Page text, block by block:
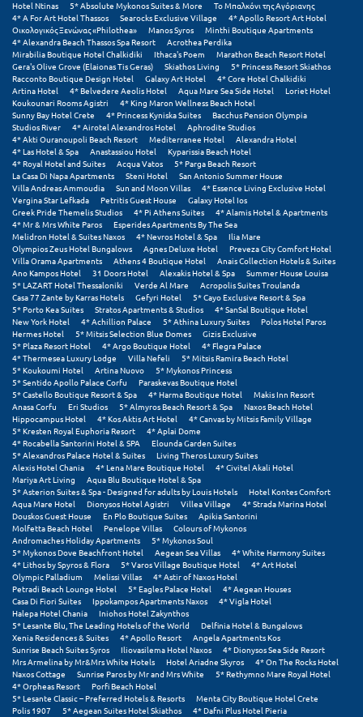
Σ
Σαλαμίνα
Σαμοθράκη
Σάμος
Σαντορίνη
Σέριφος
Σέρρες
Σιθωνία
Σίκινος
Σίφνος
Σκαφιδιά Ηλείας
Σκιάθος
Σκόπελος
Σκύρος
Σούνιο
Σπάρτη
Σπέτσες
Σποράδες
Σύβοτα
Σύμη
Σύρος
Σχοινούσα
Hotel Ntinas
5* Absolute Mykonos Suites & More
Το Μπαλκόνι της Αγόριανης
4* A For Art Hotel Thassos
Searocks Exclusive Village
4* Apollo Resort Art Hotel
Οικολογικός Ξενώνας «Philothea»
Manos Syros
Minthi Boutique Apartments
4* Alexandra Beach Thassos Spa Resort
Acrothea Perdika
Mirabilia Boutique Hotel Chalkidiki
Ithaca's Poem
Marathon Beach Resort Hotel
Gera's Olive Grove (Elaionas Tis Geras)
Skiathos Living
5* Princess Resort Skiathos
Racconto Boutique Design Hotel
Galaxy Art Hotel
4* Core Hotel Chalkidiki
Artina Hotel
4* Belvedere Aeolis Hotel Aqua Mare Sea Side Hotel
Loriet Hotel
Koukounari Rooms Agistri
4* King Maron Wellness Beach Hotel
Sunny Bay Hotel Crete
4* Princess Kyniska Suites
Bacchus Pension Olympia
Studios River
4* Airotel Alexandros Hotel
Aphrodite Studios
4* Akti Ouranoupoli Beach Resort
Mediterranee Hotel
Alexandra Hotel
4* Las Hotel & Spa
Anastassiou Hotel
Kyparissia Beach Hotel
4* Royal Hotel and Suites
Acqua Vatos
5* Parga Beach Resort
La Casa Di Napa Apartments
Steni Hotel
San Antonio Summer House
Villa Andreas Ammoudia
Sun and Moon Villas
4* Essence Living Exclusive Hotel
Vergina Star Lefkada
Petritis Guest House
Galaxy Hotel Ios
Greek Pride Themelis Studios
4* Pi Athens Suites
4* Alamis Hotel & Apartments
4* Mr & Mrs White Paros
Esperides Apartments By The Sea
Melidron Hotel & Suites Naxos
4* Nevros Hotel & Spa
Ilia Mare
Olympios Zeus Hotel Bungalows
Agnes Deluxe Hotel
Preveza City Comfort Hotel
Villa Orama Apartments
Athens 4 Boutique Hotel
Anais Collection Hotels & Suites
Ano Kampos Hotel
31 Doors Hotel Alexakis Hotel & Spa
Summer House Louisa
5* LAZART Hotel Thessaloniki
Verde Al Mare
Acropolis Suites Troulanda
Casa 77 Zante by Karras Hotels
Gefyri Hotel
5* Cayo Exclusive Resort & Spa
5* Porto Kea Suites
Stratos Apartments & Studios
4* SanSal Boutique Hotel
New York Hotel
4* Achillion Palace 5* Athina Luxury Suites
Polos Hotel Paros
Hermes Hotel
5* Mitsis Selection Blue Domes
Gizis Exclusive
5* Plaza Resort Hotel
4* Argo Boutique Hotel
4* Flegra Palace
4* Thermesea Luxury Lodge
Villa Nefeli
5* Mitsis Ramira Beach Hotel
5* Koukoumi Hotel
Artina Nuovo
5* Mykonos Princess
5* Sentido Apollo Palace Corfu
Paraskevas Boutique Hotel
5* Castello Boutique Resort & Spa
4* Harma Boutique Hotel
Makis Inn Resort
Anasa Corfu
Eri Studios 5* Almyros Beach Resort & Spa
Naxos Beach Hotel
Hippocampus Hotel
4* Kos Aktis Art Hotel
4* Canvas by Mitsis Family Village
5* Kresten Royal Euphoria Resort
4* Aplai Dome
4* Rocabella Santorini Hotel & SPA
Elounda Garden Suites
5* Alexandros Palace Hotel & Suites
Living Theros Luxury Suites
Alexis Hotel Chania
4* Lena Mare Boutique Hotel
4* Civitel Akali Hotel
Mariya Art Living
Aqua Blu Boutique Hotel & Spa
5* Asterion Suites & Spa - Designed for adults by Louis Hotels
Hotel Kontes Comfort
Aqua Mare Hotel
Dionysos Hotel Agistri Villea Village
4* Strada Marina Hotel
Douskos Guest House
En Plo Boutique Suites
Apikia Santorini
Molfetta Beach Hotel
Penelope Villas
Colours of Mykonos
Andromaches Holiday Apartments
5* Mykonos Soul
5* Mykonos Dove Beachfront Hotel
Aegean Sea Villas
4* White Harmony Suites
4* Lithos by Spyros & Flora
5* Varos Village Boutique Hotel
4* Art Hotel
Olympic Palladium
Melissi Villas
4* Astir of Naxos Hotel
Petradi Beach Lounge Hotel
5* Eagles Palace Hotel
4* Aegean Houses
Casa Di Fiori Suites
Ippokampos Apartments Naxos
4* Vigla Hotel
Halepa Hotel Chania
Iniohos Hotel Zakynthos
5* Lesante Blu, The Leading Hotels of the World
Delfinia Hotel & Bungalows
Xenia Residences & Suites
4* Apollo Resort
Angela Apartments Kos
Sunrise Beach Suites Syros
Iliovasilema Hotel Naxos
4* Dionysos Sea Side Resort
Mrs Armelina by Mr&Mrs White Hotels
Hotel Ariadne Skyros
4* On The Rocks Hotel
Naxos Cottage
Sunrise Paros by Mr and Mrs White
5* Rethymno Mare Royal Hotel
4* Orpheas Resort
Porfi Beach Hotel
5* Lesante Classic – Preferred Hotels & Resorts
Menta City Boutique Hotel Crete
Polis 1907
5* Aegean Suites Hotel Skiathos
4* Dafni Plus Hotel Pieria